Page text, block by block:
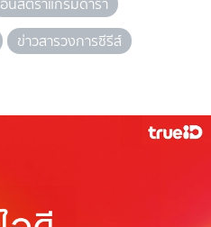
ข่าวสารวงการซีรีส์